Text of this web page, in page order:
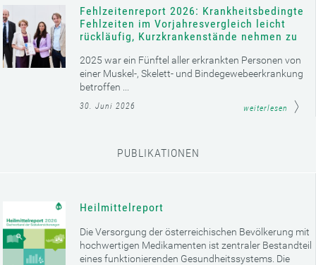
Fehlzeitenreport 2026: Krankheitsbedingte
Fehlzeiten im Vorjahresvergleich leicht
rückläufig, Kurzkrankenstände nehmen zu
2025 war ein Fünftel aller erkrankten Personen von
einer Muskel-, Skelett- und Bindegewebeerkrankung
betroffen ...
30. Juni 2026 weiterlesen
PUBLIKATIONEN
Heilmittelreport
Die Versorgung der österreichischen Bevölkerung mit
hochwertigen Medikamenten ist zentraler Bestandteil
eines funktionierenden Gesundheitssystems. Die